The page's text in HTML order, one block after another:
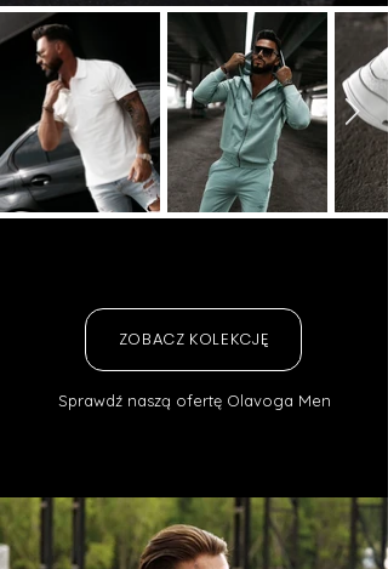
ZOBACZ KOLEKCJĘ
Sprawdź naszą ofertę Olavoga Men